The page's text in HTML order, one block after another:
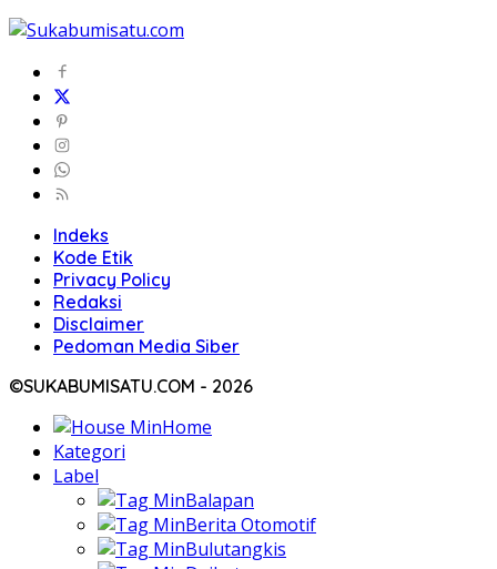
Indeks
Kode Etik
Privacy Policy
Redaksi
Disclaimer
Pedoman Media Siber
©SUKABUMISATU.COM - 2026
Home
Kategori
Label
Balapan
Berita Otomotif
Bulutangkis